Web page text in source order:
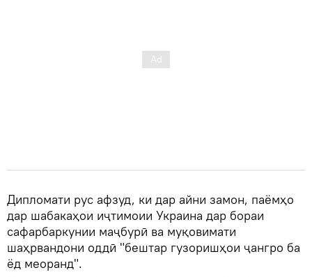
Дипломати рус афзуд, ки дар айни замон, паёмҳо
дар шабакаҳои иҷтимоии Украина дар бораи
сафарбаркунии маҷбурӣ ва муқовимати
шаҳрвандони оддӣ "бештар гузоришҳои ҷангро ба
ёд меоранд".